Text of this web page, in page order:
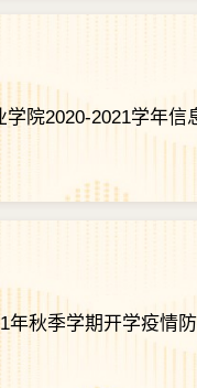
学院2020-2021学年信
年秋季学期开学疫情